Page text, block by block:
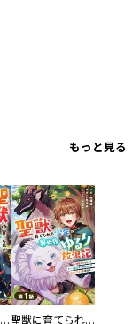
もっと見る
聖獣に育てられた少年の異世界ゆるり放浪記～神様からもらったチート魔法で、仲間たちとスローライフを満喫中～ 聖獣に育てられた少年の異世界ゆるり放浪記～神様からもらったチート魔法で、仲間たちとスローライフを満喫中～【分冊版】